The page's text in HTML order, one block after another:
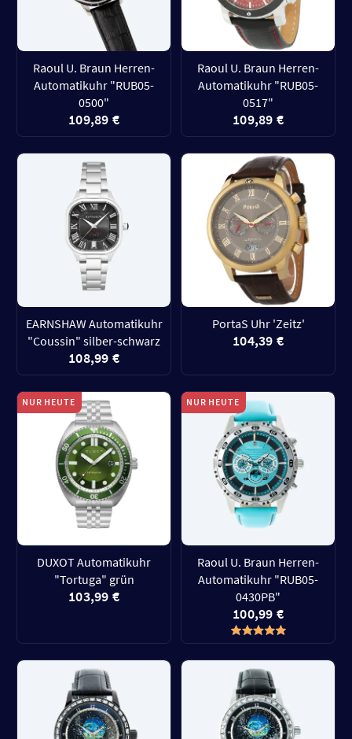
Raoul U. Braun Herren-
Automatikuhr "RUB05-
0500"
109,89 €
Raoul U. Braun Herren-
Automatikuhr "RUB05-
0517"
109,89 €
EARNSHAW Automatikuhr
"Coussin" silber-schwarz
108,99 €
PortaS Uhr 'Zeitz'
104,39 €
NUR HEUTE
DUXOT Automatikuhr
"Tortuga" grün
103,99 €
NUR HEUTE
Raoul U. Braun Herren-
Automatikuhr "RUB05-
0430PB"
100,99 €